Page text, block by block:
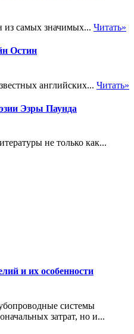
самых значимых... Читать»
Остин
английских... Читать»
Эзры Паунда
не только как...
и их особенности
системы
затрат, но и...